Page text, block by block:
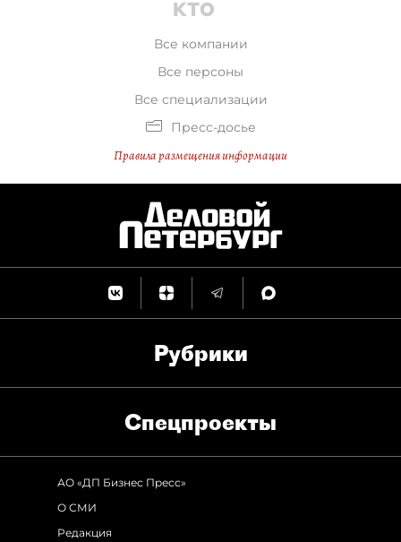
Все компании
Все персоны
Все специализации
Пресс-досье
Правила размещения информации
Рубрики
Спец­проекты
АО «ДП Бизнес Пресс»
О СМИ
Редакция